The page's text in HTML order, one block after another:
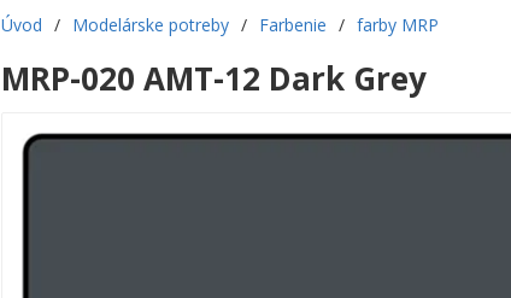
Úvod / Modelárske potreby / Farbenie / farby MRP
MRP-020 AMT-12 Dark Grey